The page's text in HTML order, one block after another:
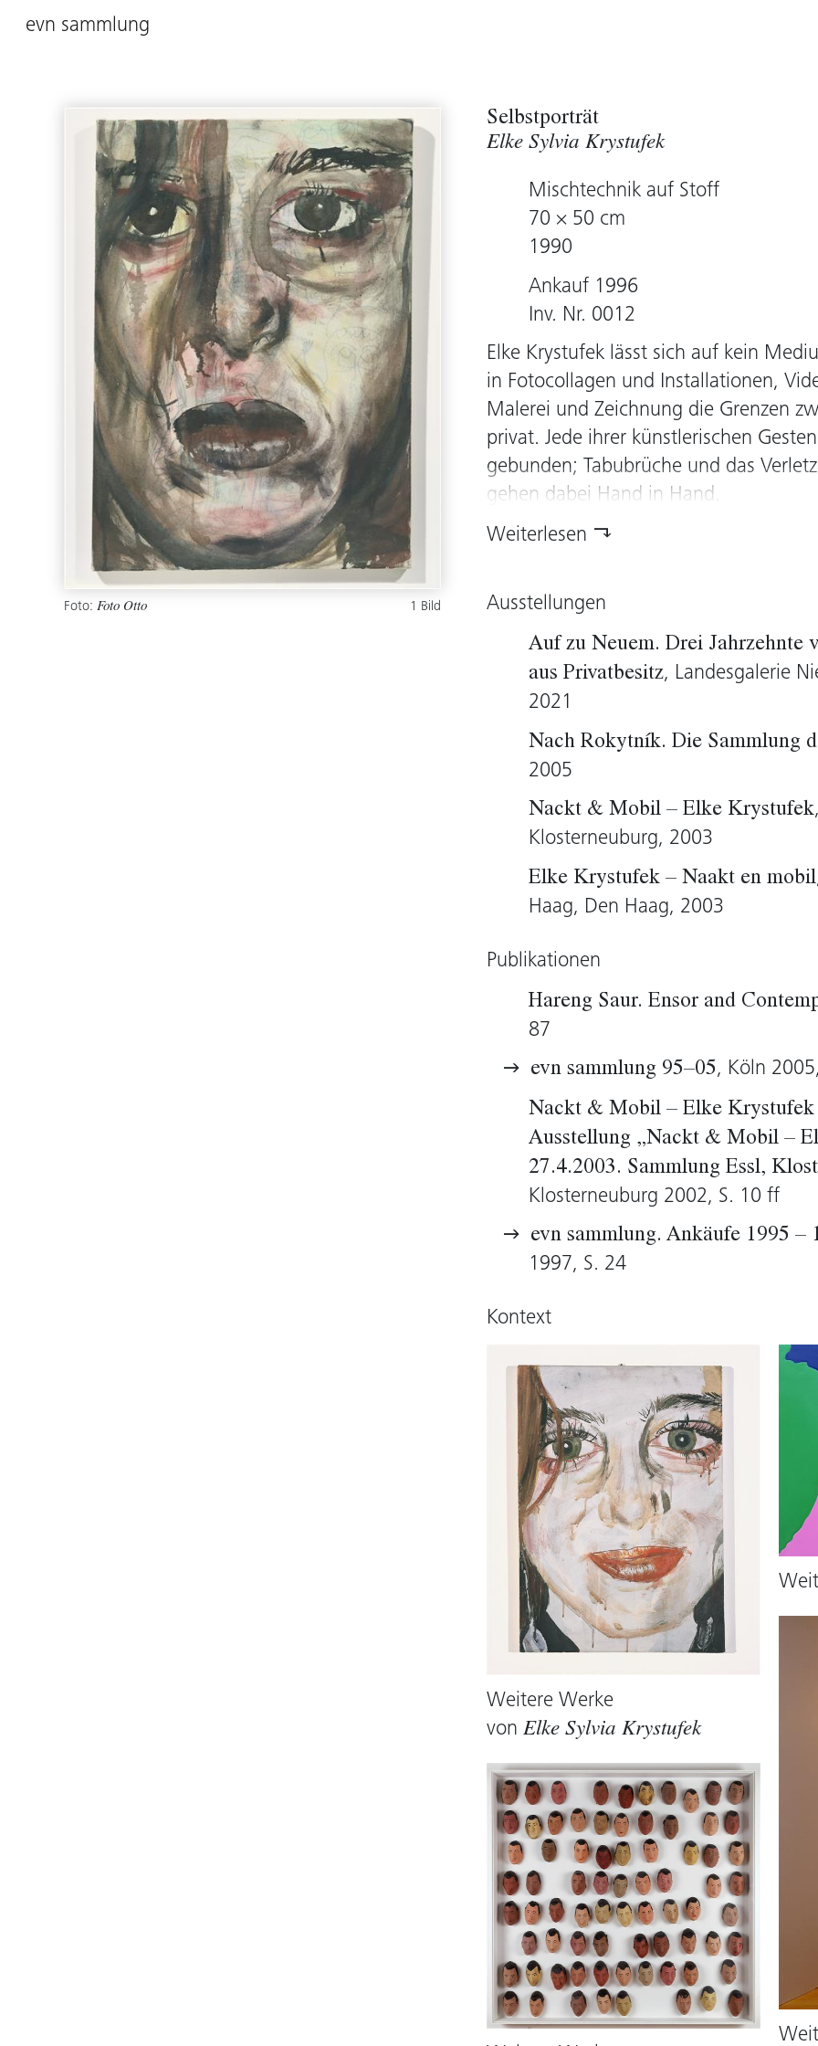
evn sammlung
Foto: Foto Otto 1 Bild
Selbstporträt
Elke Sylvia Krystufek
Mischtechnik auf Stoff
70 × 50 cm
1990
Ankauf 1996
Inv. Nr. 0012
Elke Krystufek lässt sich auf kein
in Fotocollagen und Installationen,
Malerei und Zeichnung die Grenzen
privat. Jede ihrer künstlerischen
gebunden; Tabubrüche und das
gehen dabei Hand in Hand.
Ihr Spiel mit wechselnden Identitäten
unverständlich ist.
Die beiden Selbstporträts sind von
Argument her geradezu klassisch.
unmittelbar skizzierend, spiegelt sich
Repetition des Sujets, seiner
strukturellen Ähnlichkeit steht. Der
den Betrachter, das potenzielle Vis-à-
wehren sich gegen das, was
Blick bezeichnet. Den Blick des
anderen zum Objekt macht, ihn gibt
den Spieß um und verweist ihr
Weiterlesen
Ausstellungen
Auf zu Neuem. Drei Jahrzehnte
aus Privatbesitz, Landesgalerie
2021
Nach Rokytník. Die Sammlung
2005
Nackt & Mobil – Elke Krystufek
Klosterneuburg, 2003
Elke Krystufek – Naakt en mobil
Haag, Den Haag, 2003
Publikationen
Hareng Saur. Ensor and
87
evn sammlung 95–05, Köln
Nackt & Mobil – Elke Krystufek
Ausstellung „Nackt & Mobil –
27.4.2003. Sammlung Essl,
Klosterneuburg 2002, S. 10 ff
evn sammlung. Ankäufe 1995 –
1997, S. 24
Kontext
Weitere Werke
vonElke Sylvia Krystufek